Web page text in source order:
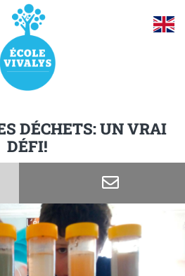
DÉCHETS: UN VRAI
DÉFI!